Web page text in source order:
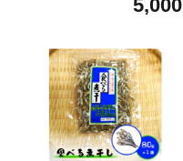
5,000